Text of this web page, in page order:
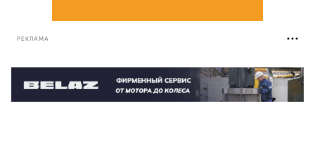
РЕКЛАМА